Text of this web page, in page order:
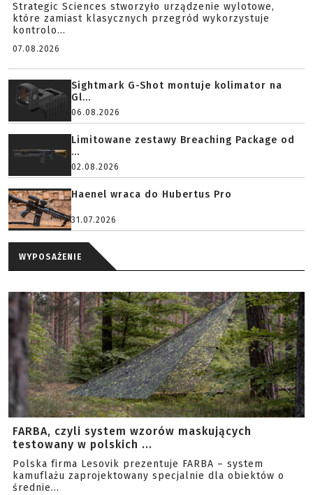
Strategic Sciences stworzyło urządzenie wylotowe,
które zamiast klasycznych przegród wykorzystuje
kontrolo...
07.08.2026
Sightmark G-Shot montuje kolimator na
Gl...
06.08.2026
Limitowane zestawy Breaching Package od
...
02.08.2026
Haenel wraca do Hubertus Pro
31.07.2026
WYPOSAŻENIE
FARBA, czyli system wzorów maskujących
testowany w polskich ...
Polska firma Lesovik prezentuje FARBA – system
kamuflażu zaprojektowany specjalnie dla obiektów o
średnie...